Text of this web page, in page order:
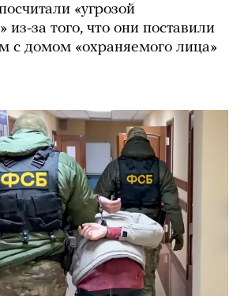
«угрозой
из-за того, что они поставили
с домом «охраняемого лица»